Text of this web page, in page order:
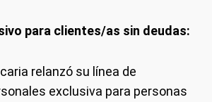
para clientes/as sin deudas:
relanzó su línea de
exclusiva para personas